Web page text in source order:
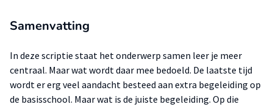
Samenvatting
In deze scriptie staat het onderwerp samen leer je meer
centraal. Maar wat wordt daar mee bedoeld. De laatste tijd
wordt er erg veel aandacht besteed aan extra begeleiding op
de basisschool. Maar wat is de juiste begeleiding. Op die